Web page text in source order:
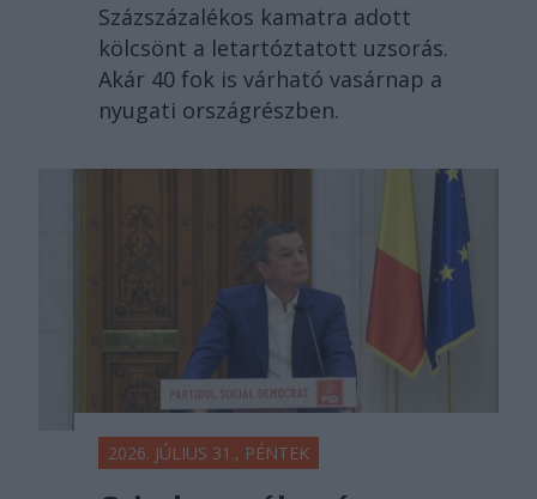
Százszázalékos kamatra adott
kölcsönt a letartóztatott uzsorás.
Akár 40 fok is várható vasárnap a
nyugati országrészben.
2026. JÚLIUS 31., PÉNTEK